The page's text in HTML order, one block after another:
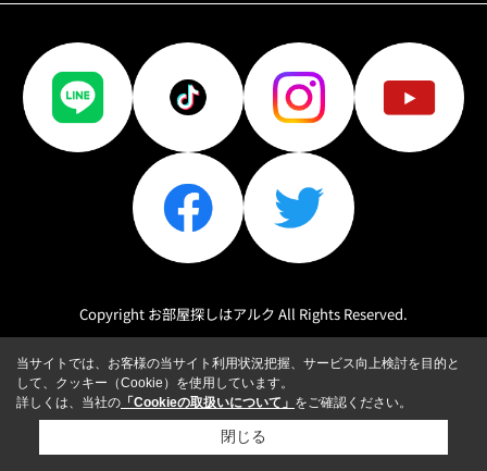
Copyright お部屋探しはアルク All Rights Reserved.
当サイトでは、お客様の当サイト利用状況把握、サービス向上検討を目的と
して、クッキー（Cookie）を使用しています。
詳しくは、当社の 「Cookieの取扱いについて」 をご確認ください。
閉じる